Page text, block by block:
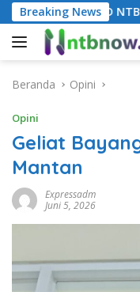
Langsung
ke
konten
Breaking News
Ekonomi NTB
Beranda Opini
Opini
Geliat
Mantan
Expressadm
Juni 5, 2026